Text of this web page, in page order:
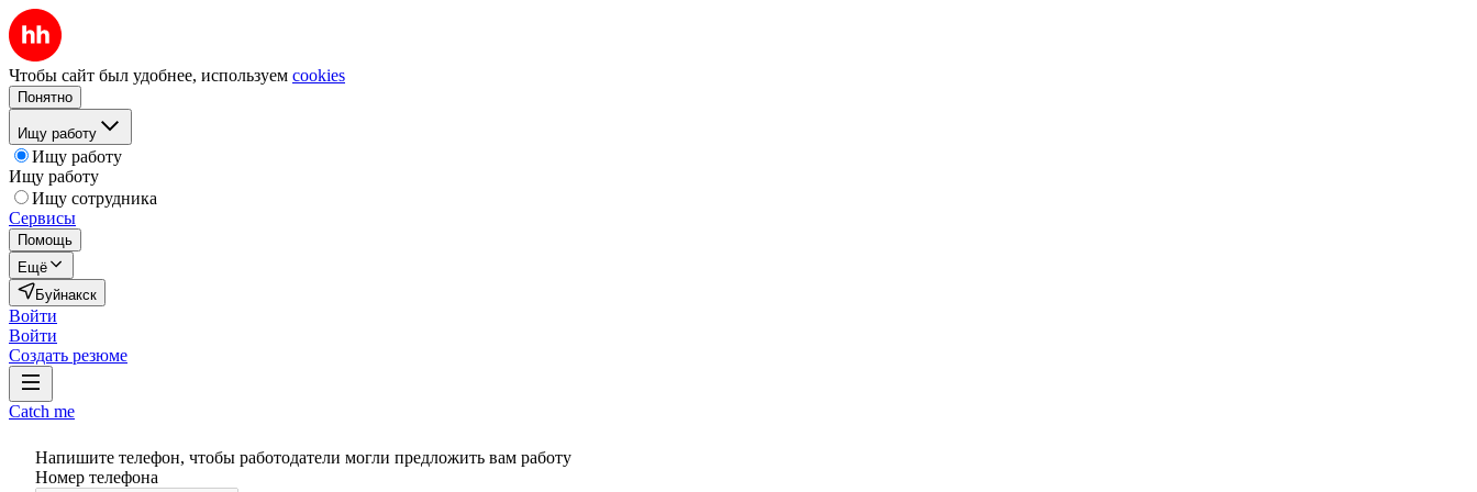
Чтобы сайт был удобнее, используем cookies
Понятно
Ищу работу
Ищу работу
Ищу работу
Ищу сотрудника
Сервисы
Помощь
Ещё
Буйнакск
Войти
Войти
Создать резюме
Catch me
Напишите телефон, чтобы работодатели могли предложить вам работу
Номер телефона